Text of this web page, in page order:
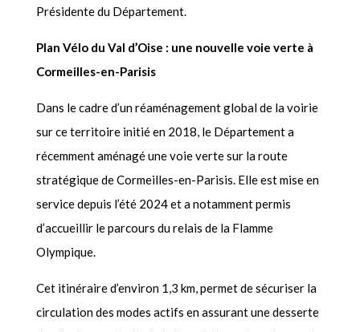
Présidente du Département.
Plan Vélo du Val d’Oise : une nouvelle voie verte à
Cormeilles-en-Parisis
Dans le cadre d’un réaménagement global de la voirie
sur ce territoire initié en 2018, le Département a
récemment aménagé une voie verte sur la route
stratégique de Cormeilles-en-Parisis. Elle est mise en
service depuis l’été 2024 et a notamment permis
d’accueillir le parcours du relais de la Flamme
Olympique.
Cet itinéraire d’environ 1,3 km, permet de sécuriser la
circulation des modes actifs en assurant une desserte